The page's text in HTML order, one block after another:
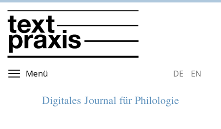
Direkt
zum
Inhalt
Menü Menüsichtbarkeit umschaltenDEUTSCH
Digitales Journal für Philologie